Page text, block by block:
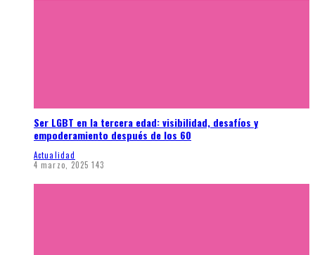
Ser LGBT en la tercera edad: visibilidad, desafíos y
empoderamiento después de los 60
Actualidad
4 marzo, 2025 143